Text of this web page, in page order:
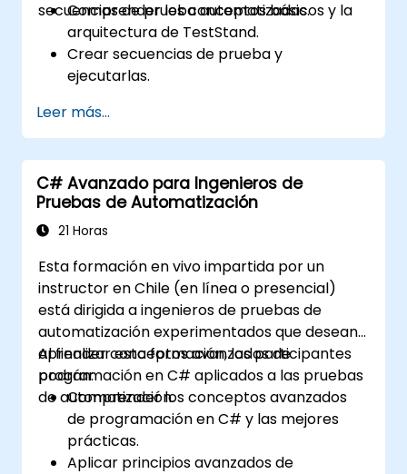
secuencias de prueba automatizadas.
Comprender los conceptos básicos y la
arquitectura de TestStand.
Crear secuencias de prueba y
ejecutarlas.
de TestStand en entornos de desarrollo
de pruebas basados en equipos.
Integrar TestStand con otras
herramientas de software e instrumentos
de prueba.
Desarrollar pasos de prueba
(plugins) en TestStand.
Leer más...
C# Avanzado para Ingenieros de
Pruebas de Automatización
21 Horas
Esta formación en vivo impartida por un
instructor en Chile (en línea o presencial)
está dirigida a ingenieros de pruebas de
automatización experimentados que desean
aprender conceptos avanzados de
programación en C# aplicados a las pruebas
de automatización.
Al finalizar esta formación, los participantes
podrán:
Comprender los conceptos avanzados
de programación en C# y las mejores
prácticas.
Aplicar principios avanzados de